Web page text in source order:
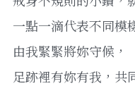
一點一滴代表不同模
由我緊緊將妳守候，
足跡裡有妳有我，共